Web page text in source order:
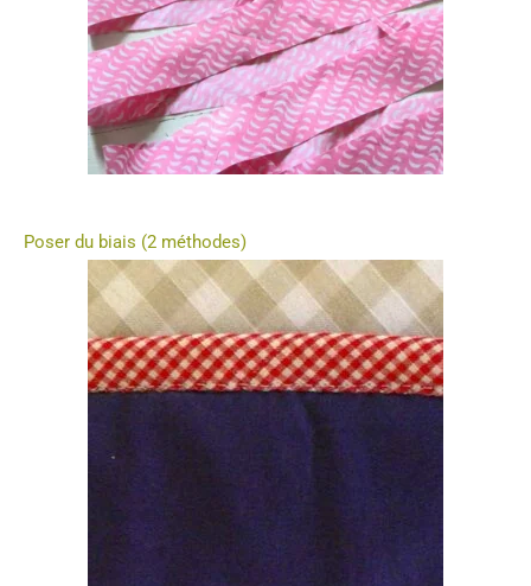
Poser du biais (2 méthodes)